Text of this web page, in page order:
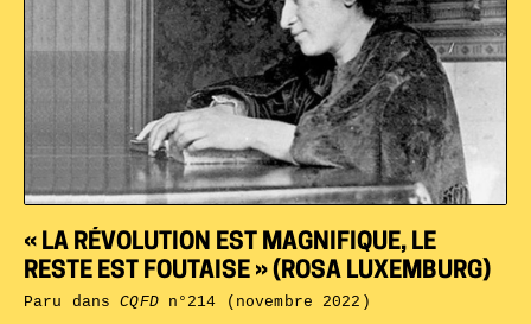
« LA RÉVOLUTION EST MAGNIFIQUE, LE
RESTE EST FOUTAISE » (ROSA LUXEMBURG)
Paru dansCQFDn°214 (novembre 2022)